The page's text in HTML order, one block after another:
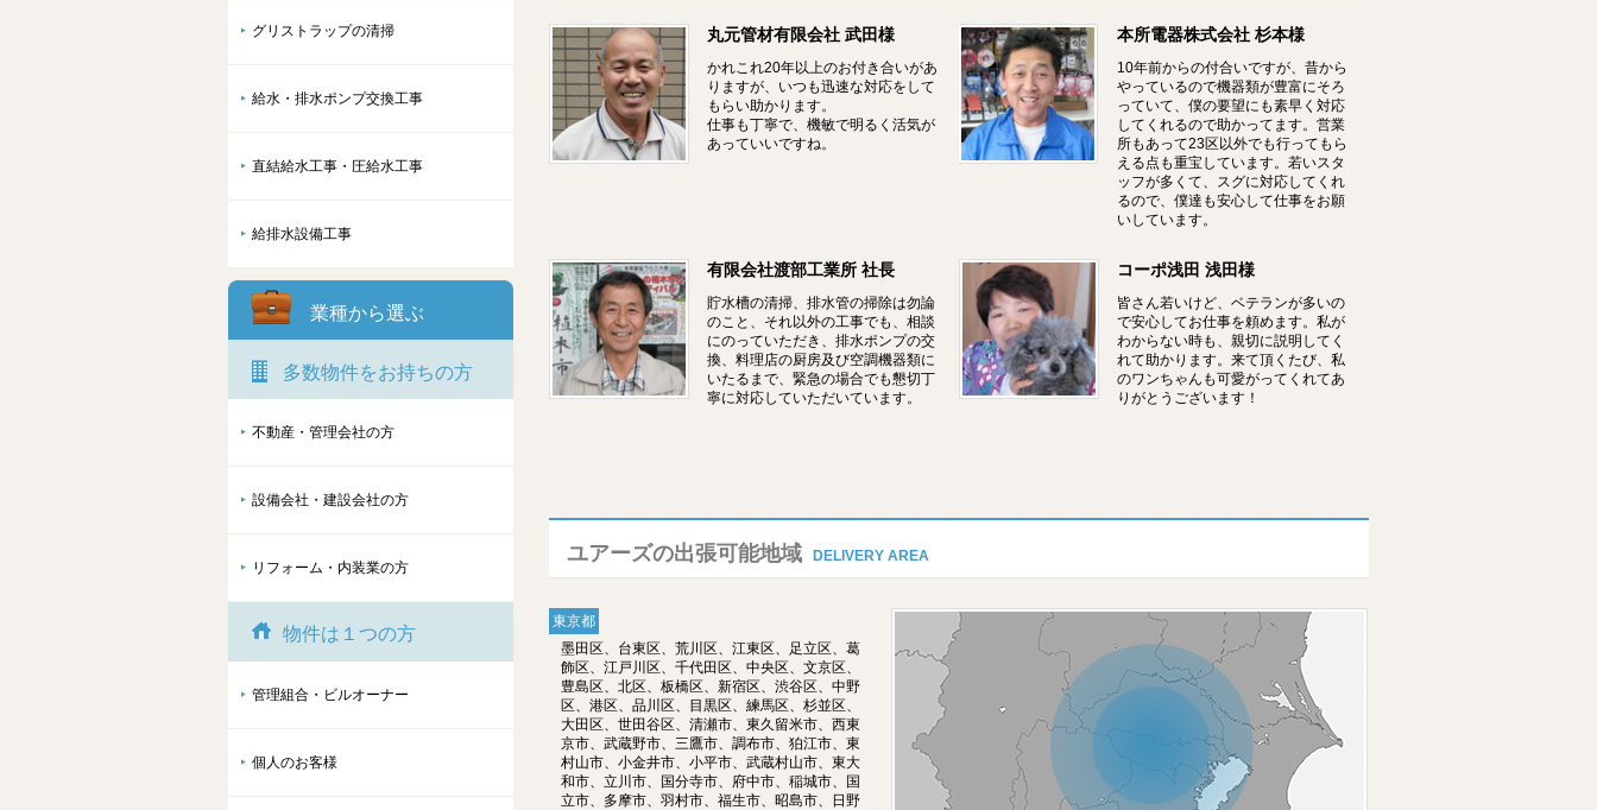
グリストラップの清掃
給水・排水ポンプ交換工事
直結給水工事・圧給水工事
給排水設備工事
業種から選ぶ
多数物件をお持ちの方
不動産・管理会社の方
設備会社・建設会社の方
リフォーム・内装業の方
物件は１つの方
管理組合・ビルオーナー
個人のお客様
丸元管材有限会社 武田様
かれこれ20年以上のお付き合いがあ
りますが、いつも迅速な対応をして
もらい助かります。
仕事も丁寧で、機敏で明るく活気が
あっていいですね。
本所電器株式会社 杉本様
10年前からの付合いですが、昔から
やっているので機器類が豊富にそろ
っていて、僕の要望にも素早く対応
してくれるので助かってます。営業
所もあって23区以外でも行ってもら
える点も重宝しています。若いスタ
ッフが多くて、スグに対応してくれ
るので、僕達も安心して仕事をお願
いしています。
有限会社渡部工業所 社長
貯水槽の清掃、排水管の掃除は勿論
のこと、それ以外の工事でも、相談
にのっていただき、排水ポンプの交
換、料理店の厨房及び空調機器類に
いたるまで、緊急の場合でも懇切丁
寧に対応していただいています。
コーポ浅田 浅田様
皆さん若いけど、ベテランが多いの
で安心してお仕事を頼めます。私が
わからない時も、親切に説明してく
れて助かります。来て頂くたび、私
のワンちゃんも可愛がってくれてあ
りがとうございます！
ユアーズの出張可能地域 DELIVERY AREA
東京都
墨田区、台東区、荒川区、江東区、足立区、葛
飾区、江戸川区、千代田区、中央区、文京区、
豊島区、北区、板橋区、新宿区、渋谷区、中野
区、港区、品川区、目黒区、練馬区、杉並区、
大田区、世田谷区、清瀬市、東久留米市、西東
京市、武蔵野市、三鷹市、調布市、狛江市、東
村山市、小金井市、小平市、武蔵村山市、東大
和市、立川市、国分寺市、府中市、稲城市、国
立市、多摩市、羽村市、福生市、昭島市、日野